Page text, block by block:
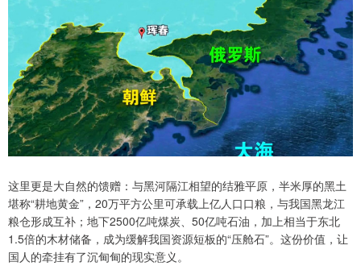
这里更是大自然的馈赠：与黑河隔江相望的结雅平原，半米厚的黑土
堪称“耕地黄金”，20万平方公里可承载上亿人口口粮，与我国黑龙江
粮仓形成互补；地下2500亿吨煤炭、50亿吨石油，加上相当于东北
1.5倍的木材储备，成为缓解我国资源短板的“压舱石”。这份价值，让
国人的牵挂有了沉甸甸的现实意义。